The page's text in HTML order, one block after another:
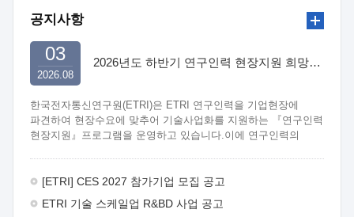
공지사항
2026년도 하반기 연구인력 현장지원 희망기업 신청/접수
한국전자통신연구원(ETRI)은 ETRI 연구인력을 기업현장에
파견하여 현장수요에 맞추어 기술사업화를 지원하는 『연구인력
현장지원』프로그램을 운영하고 있습니다.이에 연구인력의
추진목적: ETRI 인력을 기업현장에 파견. 기술지원을
사업화성과를 극대화하고, 지원기업을 강견기업으로 육성하고자
2026.08
03
[ETRI] CES 2027 참가기업 모집 공고
ETRI 기술 스케일업 R&BD 사업 공고